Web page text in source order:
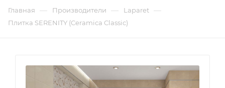
Главная — Производители — Laparet —
Плитка SERENITY (Ceramica Classic)